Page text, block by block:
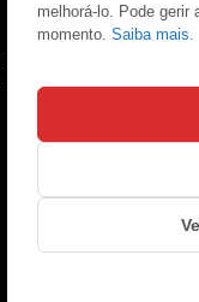
melhorá-lo. Pode gerir
momento. Saiba mais.
Copyright ©